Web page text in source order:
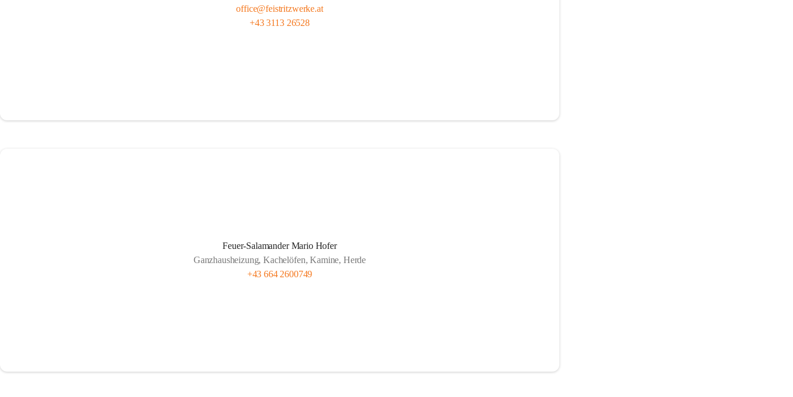
office@feistritzwerke.at
+43 3113 26528
Feuer-Salamander Mario Hofer
Ganzhausheizung, Kachelöfen, Kamine, Herde
+43 664 2600749